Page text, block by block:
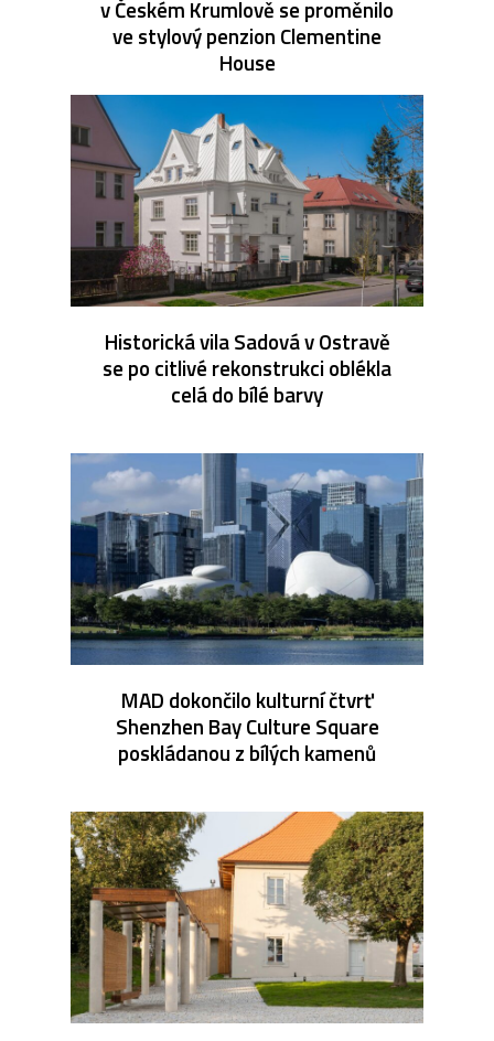
v Českém Krumlově se proměnilo
ve stylový penzion Clementine
House
Historická vila Sadová v Ostravě
se po citlivé rekonstrukci oblékla
celá do bílé barvy
MAD dokončilo kulturní čtvrť
Shenzhen Bay Culture Square
poskládanou z bílých kamenů